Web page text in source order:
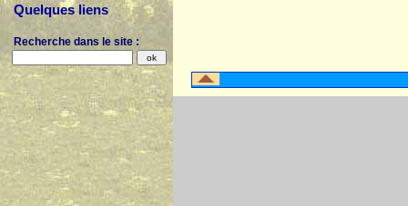
Quelques liens
Recherche dans le site :